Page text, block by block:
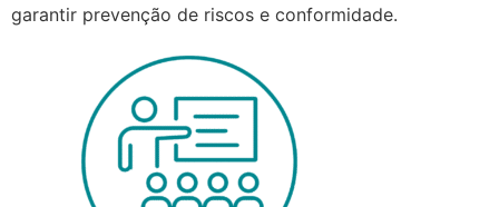
garantir prevenção de riscos e conformidade.